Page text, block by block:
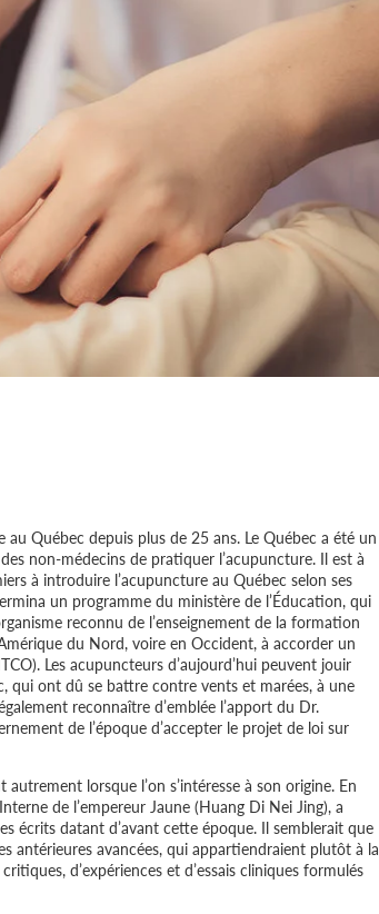
Québec depuis plus de 25 ans. Le Québec a été un
non-médecins de pratiquer l’acupuncture. Il est à
à introduire l’acupuncture au Québec selon ses
un programme du ministère de l’Éducation, qui
reconnu de l’enseignement de la formation
du Nord, voire en Occident, à accorder un
Les acupuncteurs d’aujourd’hui peuvent jouir
qui ont dû se battre contre vents et marées, à une
reconnaître d’emblée l’apport du Dr.
de l’époque d’accepter le projet de loi sur
lorsque l’on s’intéresse à son origine. En
de l’empereur Jaune (Huang Di Nei Jing), a
écrits datant d’avant cette époque. Il semblerait que
antérieures avancées, qui appartiendraient plutôt à la
d’expériences et d’essais cliniques formulés